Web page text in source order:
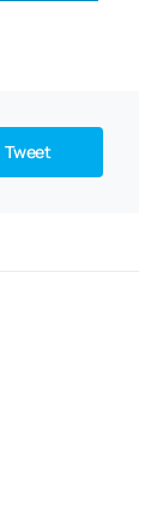
Tweet